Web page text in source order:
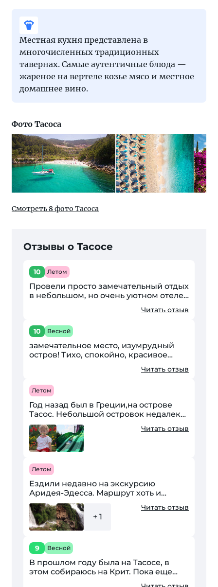
Местная кухня представлена в
многочисленных традиционных
тавернах. Самые аутентичные блюда —
жареное на вертеле козье мясо и местное
домашнее вино.
Фото Тасоса
Смотреть8фото Тасоса
Отзывы о Тасосе
10 Летом
Провели просто замечательный отдых
в небольшом, но очень уютном отеле
отдыхали на севере Греции, теперь
Читать отзыв
10 Весной
замечательное место, изумрудный
остров! Тихо, спокойно, красивое
Читать отзыв
Летом
Год назад был в Греции,на острове
Тасос. Небольшой островок недалеко
от материка,плыли на пароме около
30 минут(очень запомнилось то-что
можно было кормить...
Читать отзыв
Летом
Ездили недавно на экскурсию
Аридея-Эдесса. Маршрут хоть и
длительный, как нам показался –
около 3,5 часов езды в одну сторону,
но достаточно комфортный....
+ 1
Читать отзыв
9 Весной
В прошлом году была на Тасосе, в
этом собираюсь на Крит. Пока еще